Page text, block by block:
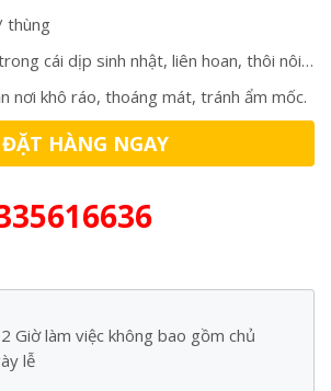
thùng
cái dịp sinh nhật, liên hoan, thôi nôi…
nơi khô ráo, thoáng mát, tránh ẩm mốc.
ĐẶT HÀNG NGAY
Giờ làm việc không bao gồm chủ
lễ